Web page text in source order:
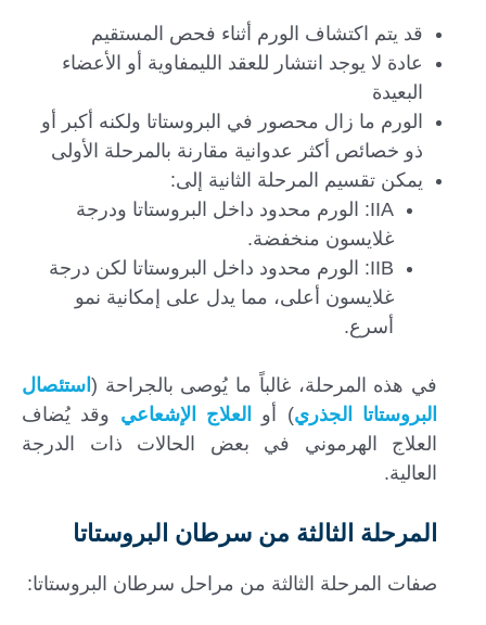
قد يتم اكتشاف الورم أثناء فحص المستقيم
عادة لا يوجد انتشار للعقد الليمفاوية أو الأعضاء
البعيدة
الورم ما زال محصور في البروستاتا ولكنه أكبر أو
ذو خصائص أكثر عدوانية مقارنة بالمرحلة الأولى
يمكن تقسيم المرحلة الثانية إلى:
IIA: الورم محدود داخل البروستاتا ودرجة
غلايسون منخفضة.
IIB: الورم محدود داخل البروستاتا لكن درجة
غلايسون أعلى، مما يدل على إمكانية نمو
أسرع.
في هذه المرحلة، غالباً ما يُوصى بالجراحة ( استئصال
البروستاتا الجذري) أو العلاج الإشعاعي وقد يُضاف
العلاج الهرموني في بعض الحالات ذات الدرجة
العالية.
المرحلة الثالثة من سرطان البروستاتا
صفات المرحلة الثالثة من مراحل سرطان البروستاتا: